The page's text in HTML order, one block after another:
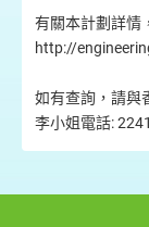
有關本計劃詳情
http://
如有查詢，請與
李小姐電話: